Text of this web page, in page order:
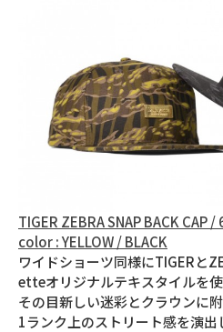
TIGER ZEBRA SNAP BACK CAP
color : YELLOW / BLACK
ワイドショーツ同様にTIGERと
etteオリジナルテキスタイルを使
その目新しい迷彩とクラウンに
1ランク上のストリート感を演出